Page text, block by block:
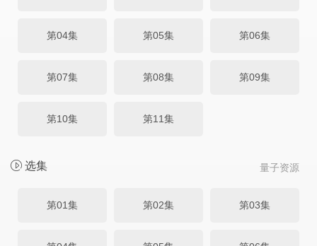
第04集 第05集 第06集
第07集 第08集 第09集
第10集 第11集
量子资源
选集
第01集 第02集 第03集